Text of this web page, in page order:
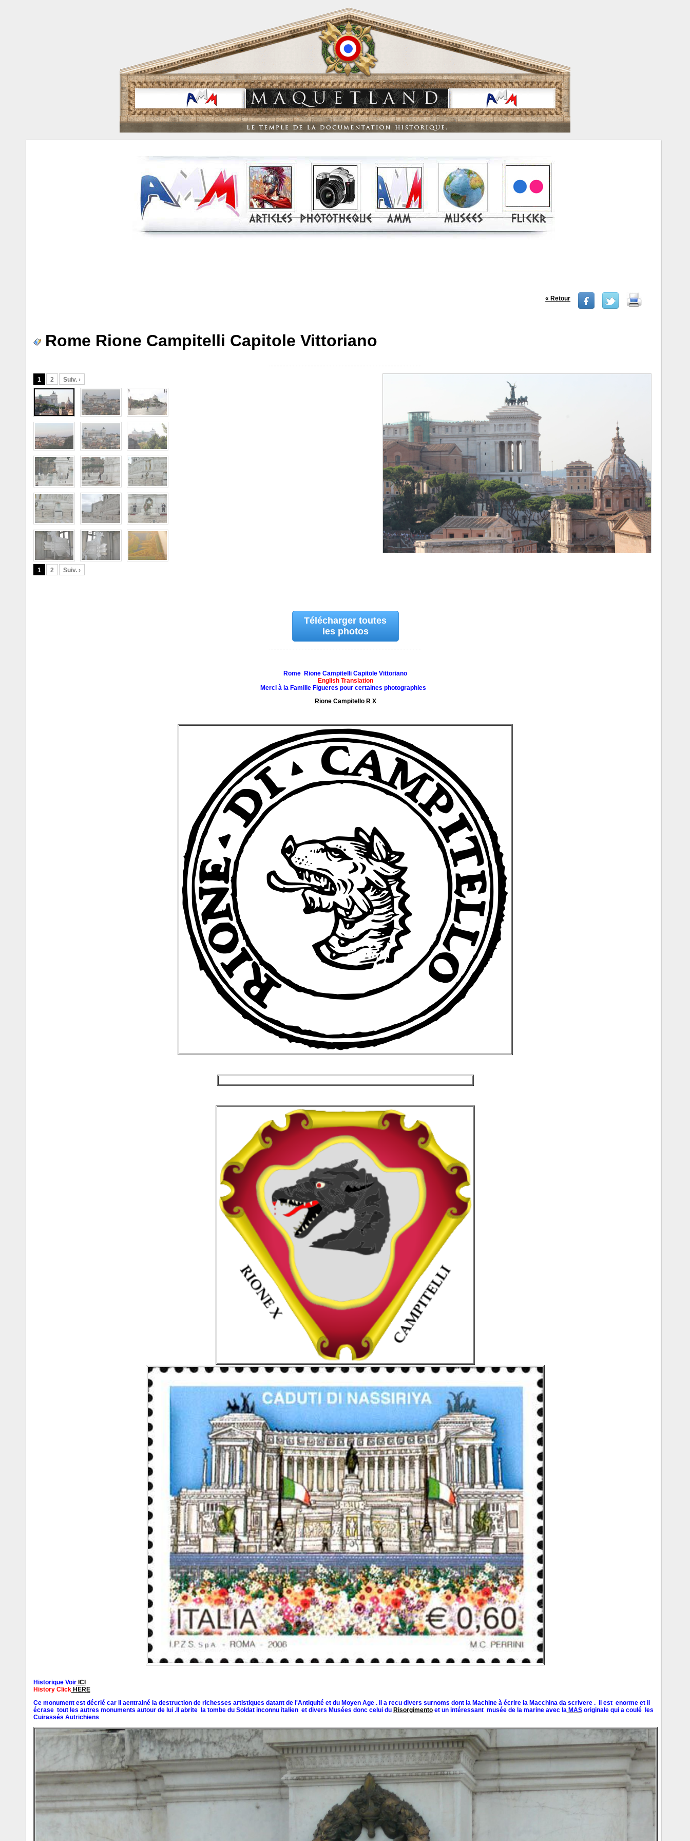
« Retour
Rome Rione Campitelli Capitole Vittoriano
1 2 Suiv. ›
1 2 Suiv. ›
Télécharger toutes
les photos
Rome Rione Campitelli Capitole Vittoriano
English Translation
Merci à la Famille Figueres pour certaines photographies
Rione Campitello R X
Historique VoirICI
History ClickHERE
Ce monument est décrié car il aentrainé la destruction de richesses artistiques datant de l'Antiquité et du Moyen Age . Il a recu divers surnoms dont la Machine à écrire la Macchina da scrivere . Il est enorme et il
écrase tout les autres monuments autour de lui .Il abrite la tombe du Soldat inconnu italien et divers Musées donc celui du Risorgimentoet un intéressant musée de la marine avec laMASoriginale qui a coulé les
Cuirassés Autrichiens